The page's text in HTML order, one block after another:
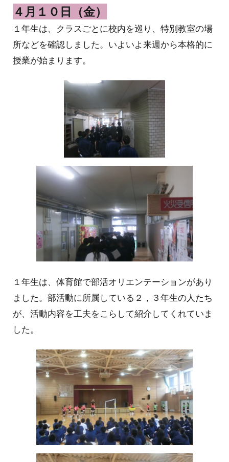
４月１０日（金）
１年生は、クラスごとに校内を巡り、特別教室の場
所などを確認しました。いよいよ来週から本格的に
授業が始まります。
１年生は、体育館で部活オリエンテーションがあり
ました。部活動に所属している２，３年生の人たち
が、活動内容を工夫をこらして紹介してくれていま
した。